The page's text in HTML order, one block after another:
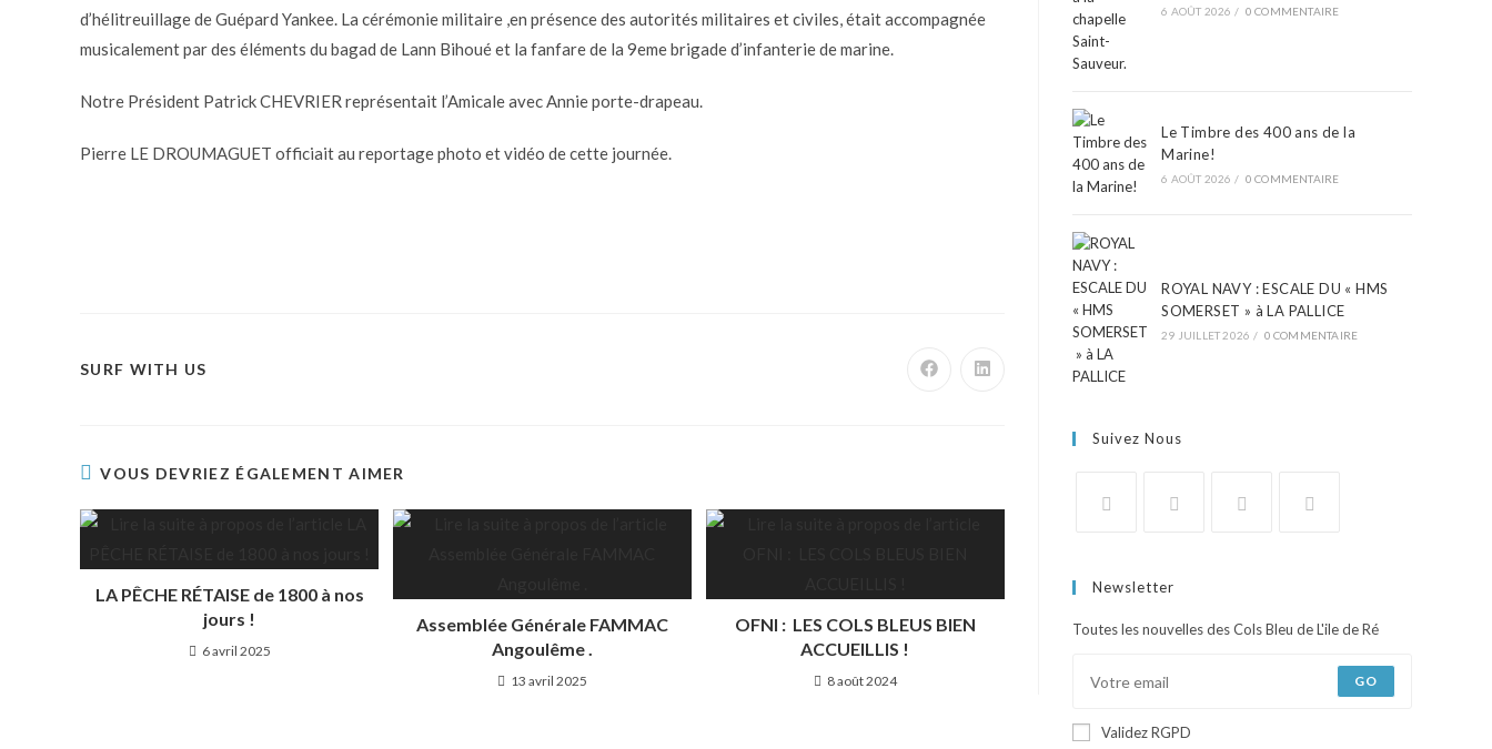
d’hélitreuillage de Guépard Yankee. La cérémonie militaire ,en présence des autorités militaires et civiles, était accompagnée
musicalement par des éléments du bagad de Lann Bihoué et la fanfare de la 9eme brigade d’infanterie de marine.
Notre Président Patrick CHEVRIER représentait l’Amicale avec Annie porte-drapeau.
Pierre LE DROUMAGUET officiait au reportage photo et vidéo de cette journée.
SURF WITH US
VOUS DEVRIEZ ÉGALEMENT AIMER
LA PÊCHE RÉTAISE de 1800 à nos
jours !
6 avril 2025
Assemblée Générale FAMMAC
Angoulême .
13 avril 2025
OFNI : LES COLS BLEUS BIEN
ACCUEILLIS !
8 août 2024
6 AOÛT 2026 / 0 COMMENTAIRE
Le Timbre des 400 ans de la
Marine!
6 AOÛT 2026 / 0 COMMENTAIRE
ROYAL NAVY : ESCALE DU « HMS
SOMERSET » à LA PALLICE
29 JUILLET 2026 / 0 COMMENTAIRE
Suivez Nous
Newsletter
Toutes les nouvelles des Cols Bleu de L'ile de Ré
GO
Validez RGPD